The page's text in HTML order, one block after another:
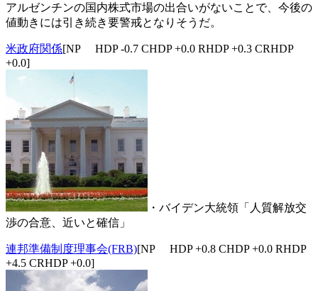
アルゼンチンの国内株式市場の出合いがないことで、今後の
値動きには引き続き要警戒となりそうだ。
米政府関係[NP HDP -0.7 CHDP +0.0 RHDP +0.3 CRHDP
+0.0]
・バイデン大統領「人質解放交
渉の合意、近いと確信」
連邦準備制度理事会(FRB)[NP HDP +0.8 CHDP +0.0 RHDP
+4.5 CRHDP +0.0]